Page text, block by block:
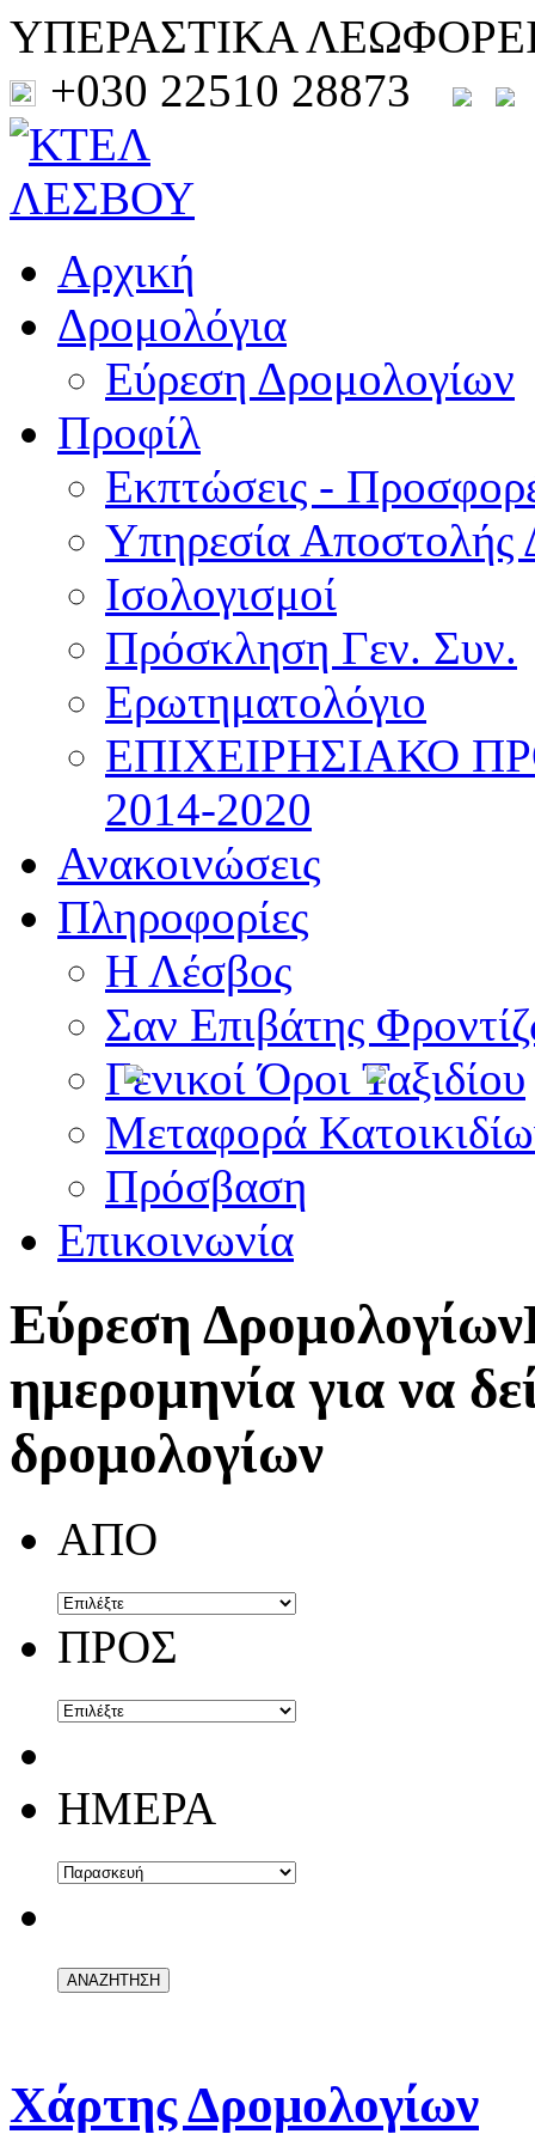
ΥΠΕΡΑΣΤΙΚΑ
+030 22510 28873
Αρχική
Δρομολόγια
Εύρεση Δρομολογίων
Προφίλ
Εκπτώσεις -
Υπηρεσία Αποστολής
Ισολογισμοί
Πρόσκληση Γεν. Συν.
Ερωτηματολόγιο
ΕΠΙΧΕΙΡΗΣΙΑΚΟ
2014-2020
Ανακοινώσεις
Πληροφορίες
Η Λέσβος
Σαν Επιβάτης
Γενικοί Όροι Ταξιδίου
Μεταφορά
Πρόσβαση
Επικοινωνία
Εύρεση Δρομολογίων
ημερομηνία για να
δρομολογίων
ΑΠΟ
ΠΡΟΣ
ΗΜΕΡΑ
Χάρτης Δρομολογίων